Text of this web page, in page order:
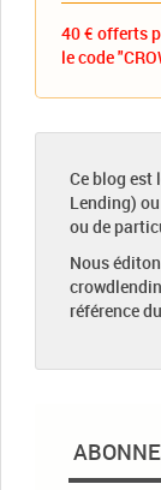
40 € offerts
le code
Ce blog est
Lending)
ou de
Nous
référence